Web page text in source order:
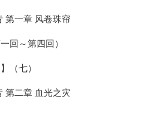
第一章 风卷珠帘
回～第四回）
（七）
第二章 血光之灾